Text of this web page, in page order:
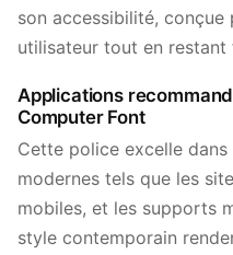
son accessibilité,
utilisateur tout en restant
Applications
Computer Font
Cette police excelle
modernes tels que les
mobiles, et les supports
style contemporain